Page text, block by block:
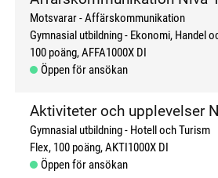
Motsvarar - Affärskommunikation
Gymnasial utbildning
Ekonomi, Handel
100 poäng AFFA1000X DI
Öppen för ansökan
Aktiviteter och upplevelser
Gymnasial utbildning
Hotell och Turism
Flex 100 poäng AKTI1000X DI
Öppen för ansökan